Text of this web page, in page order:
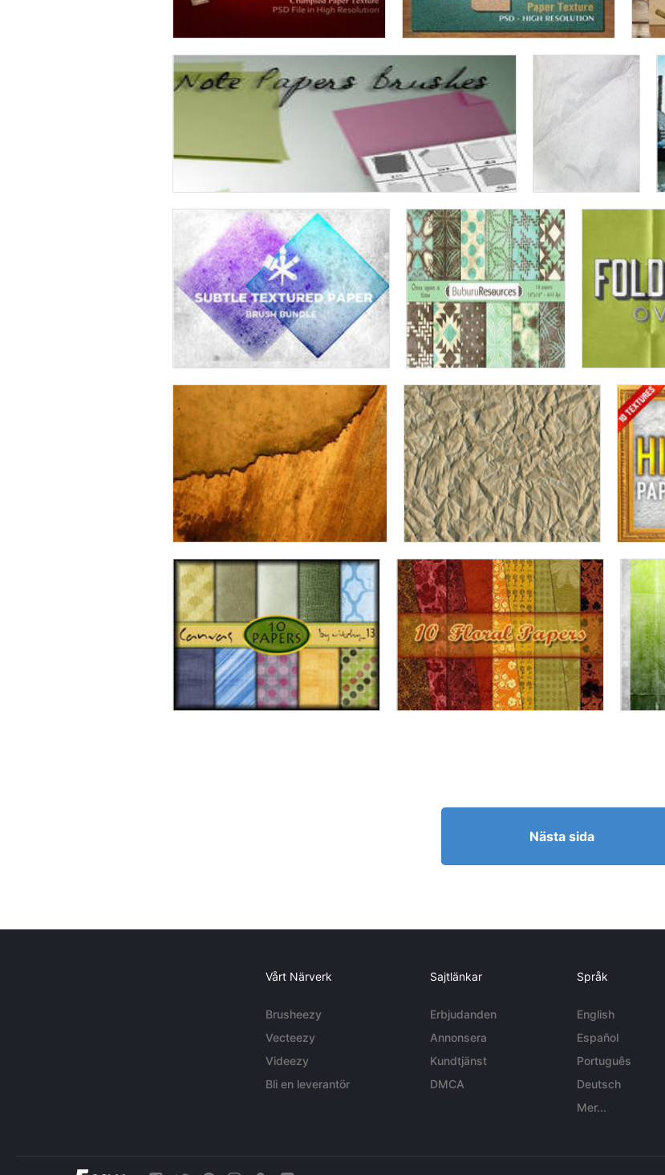
Nästa sida
Vårt Närverk
Brusheezy
Vecteezy
Videezy
Bli en leverantör
Sajtlänkar
Erbjudanden
Annonsera
Kundtjänst
DMCA
Språk
English
Español
Português
Deutsch
Mer...